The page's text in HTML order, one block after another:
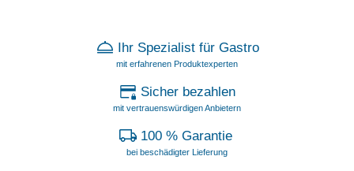
Ihr Spezialist für Gastro
mit erfahrenen Produktexperten
Sicher bezahlen
mit vertrauenswürdigen Anbietern
100 % Garantie
bei beschädigter Lieferung